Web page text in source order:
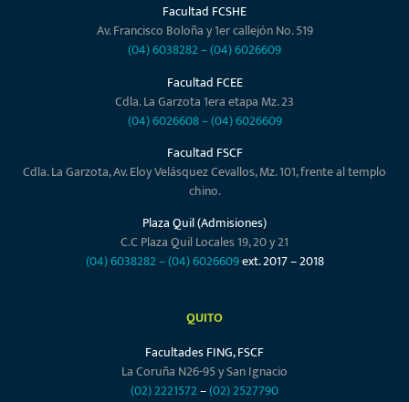
Facultad FCSHE
Av. Francisco Boloña y 1er callejón No. 519
(04) 6038282–(04) 6026609
Facultad FCEE
Cdla. La Garzota 1era etapa Mz. 23
(04) 6026608–(04) 6026609
Facultad FSCF
Cdla. La Garzota, Av. Eloy Velásquez Cevallos, Mz. 101, frente al templo
chino.
Plaza Quil (Admisiones)
C.C Plaza Quil Locales 19, 20 y 21
(04) 6038282–(04) 6026609ext. 2017 – 2018
QUITO
Facultades FING, FSCF
La Coruña N26-95 y San Ignacio
(02) 2221572–(02) 2527790